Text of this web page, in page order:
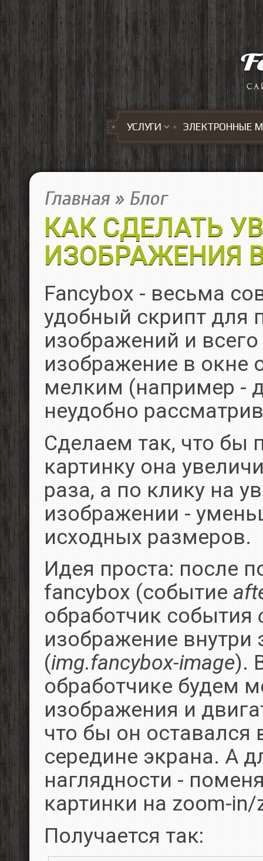
Перейти к основному содержанию
УСЛУГИ ЭЛЕКТРОННЫЕ
Главная » Блог
КАК СДЕЛАТЬ
ИЗОБРАЖЕНИЯ В
Fancybox - весьма
удобный скрипт для
изображений и
изображение в окне
мелким (например -
неудобно
Сделаем так, что бы
картинку она
раза, а по клику на
изображении -
исходных размеров.
Идея проста: после
fancybox (событие
обработчик события
изображение внутри
(img.fancybox-image).
обработчике будем
изображения и
что бы он оставался
середине экрана. А
наглядности -
картинки на zoom-
Получается так: